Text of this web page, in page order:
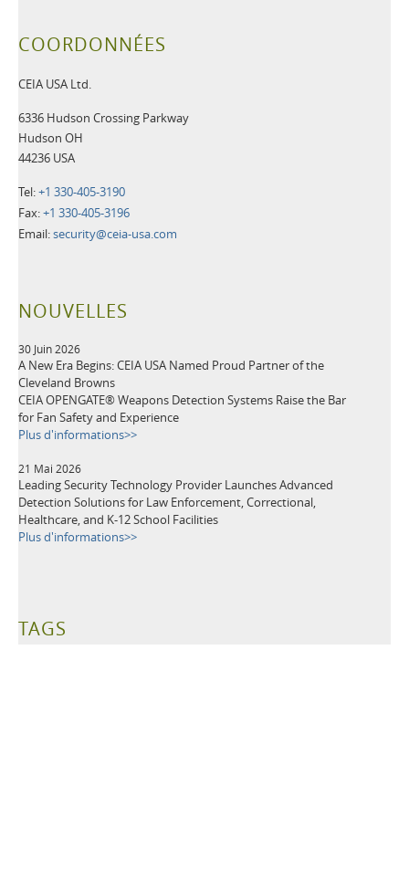
COORDONNÉES
CEIA USA Ltd.
6336 Hudson Crossing Parkway
Hudson OH
44236 USA
Tel:+1 330-405-3190
Fax:+1 330-405-3196
Email:security@ceia-usa.com
NOUVELLES
30 Juin 2026
A New Era Begins: CEIA USA Named Proud Partner of the
Cleveland Browns
CEIA OPENGATE® Weapons Detection Systems Raise the Bar
for Fan Safety and Experience
Plus d'informations>>
21 Mai 2026
Leading Security Technology Provider Launches Advanced
Detection Solutions for Law Enforcement, Correctional,
Healthcare, and K-12 School Facilities
Plus d'informations>>
TAGS